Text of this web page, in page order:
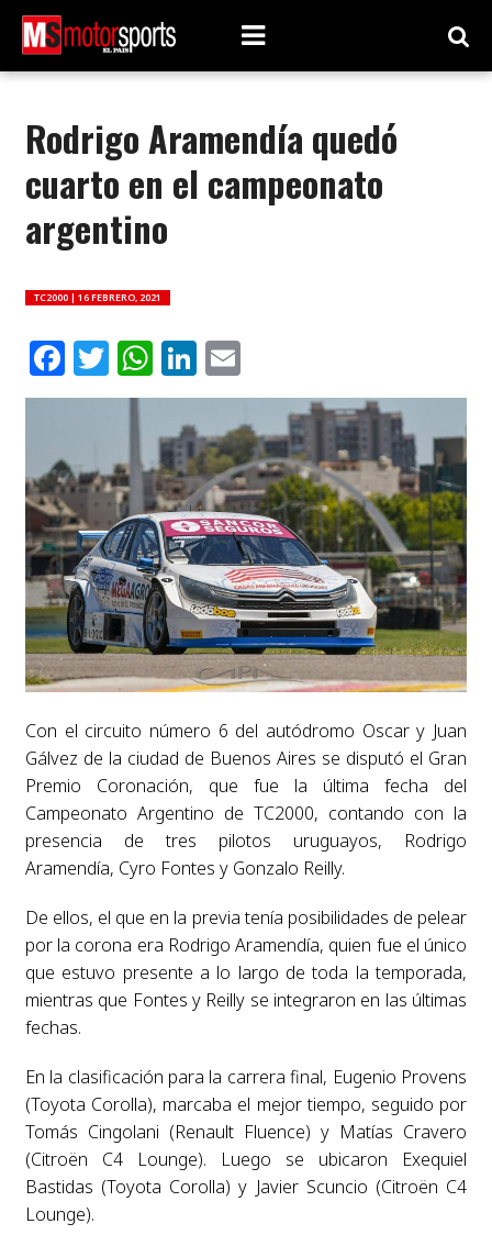
Rodrigo Aramendía quedó
cuarto en el campeonato
argentino
TC2000 | 16 FEBRERO, 2021
Facebook
Twitter
WhatsApp
LinkedIn
Email
Con el circuito número 6 del autódromo Oscar y Juan
Gálvez de la ciudad de Buenos Aires se disputó el Gran
Premio Coronación, que fue la última fecha del
Campeonato Argentino de TC2000, contando con la
presencia de tres pilotos uruguayos, Rodrigo
Aramendía, Cyro Fontes y Gonzalo Reilly.
De ellos, el que en la previa tenía posibilidades de pelear
por la corona era Rodrigo Aramendía, quien fue el único
que estuvo presente a lo largo de toda la temporada,
mientras que Fontes y Reilly se integraron en las últimas
fechas.
En la clasificación para la carrera final, Eugenio Provens
(Toyota Corolla), marcaba el mejor tiempo, seguido por
Tomás Cingolani (Renault Fluence) y Matías Cravero
(Citroën C4 Lounge). Luego se ubicaron Exequiel
Bastidas (Toyota Corolla) y Javier Scuncio (Citroën C4
Lounge).